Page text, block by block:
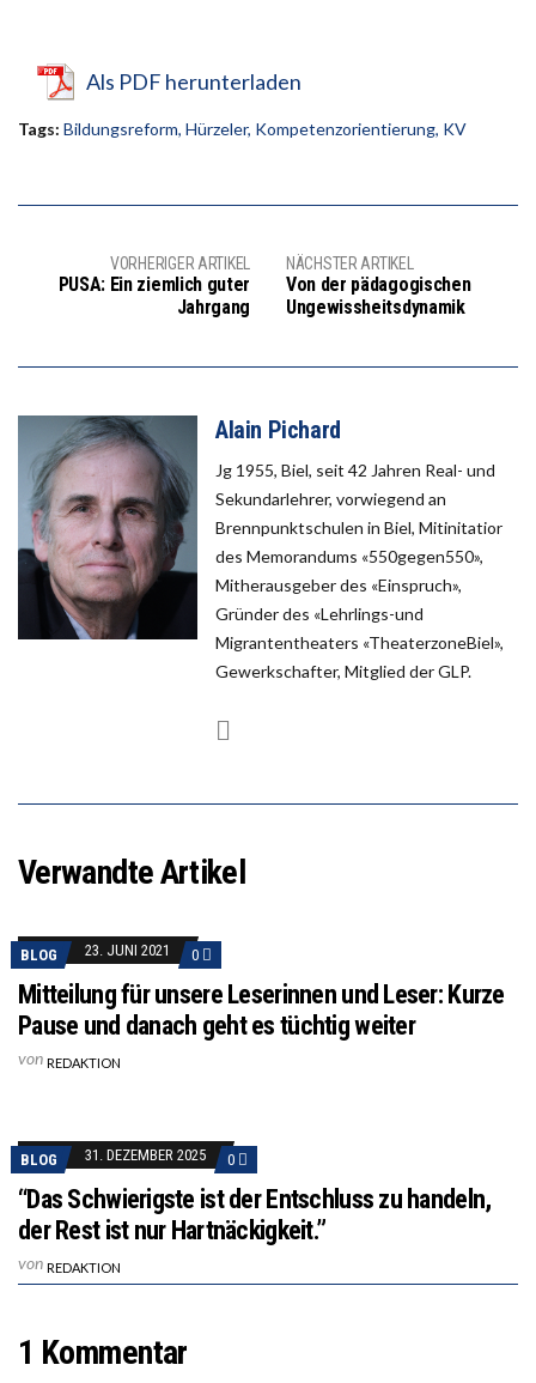
Als PDF herunterladen
Tags: Bildungsreform, Hürzeler, Kompetenzorientierung, KV
VORHERIGER ARTIKEL
PUSA: Ein ziemlich guter
Jahrgang
NÄCHSTER ARTIKEL
Von der pädagogischen
Ungewissheitsdynamik
Alain Pichard
Jg 1955, Biel, seit 42 Jahren Real- und
Sekundarlehrer, vorwiegend an
Brennpunktschulen in Biel, Mitinitatior
des Memorandums «550gegen550»,
Mitherausgeber des «Einspruch»,
Gründer des «Lehrlings-und
Migrantentheaters «TheaterzoneBiel»,
Gewerkschafter, Mitglied der GLP.
Verwandte Artikel
BLOG 23. JUNI 2021 0
Mitteilung für unsere Leserinnen und Leser: Kurze
Pause und danach geht es tüchtig weiter
von REDAKTION
BLOG 31. DEZEMBER 2025 0
“Das Schwierigste ist der Entschluss zu handeln,
der Rest ist nur Hartnäckigkeit.”
von REDAKTION
1 Kommentar